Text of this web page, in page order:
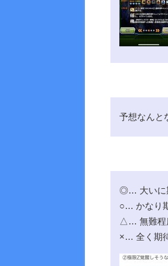
予想なんと
◎… 大いに
○… かな
△… 無難
×… 全く